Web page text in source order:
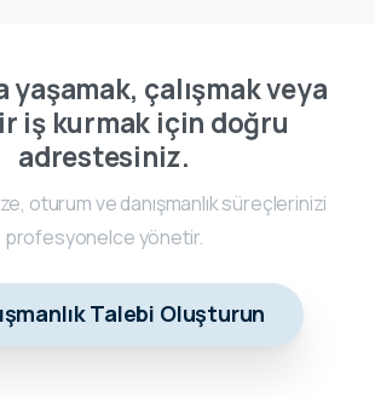
yaşamak, çalışmak veya
iş kurmak için doğru
adrestesiniz.
oturum ve danışmanlık süreçlerinizi
profesyonelce yönetir.
Talebi Oluşturun